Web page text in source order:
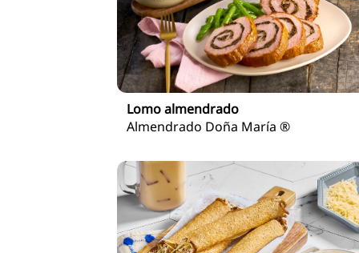
Lomo almendrado
Almendrado Doña María ®